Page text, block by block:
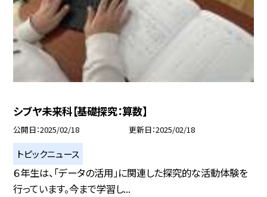
シブヤ未来科【基礎探究：算数】
公開日 2025/02/18 更新日 2025/02/18
トピックニュース
６年生は、「データの活用」に関連した探究的な活動体験を
行っています。今まで学習し...